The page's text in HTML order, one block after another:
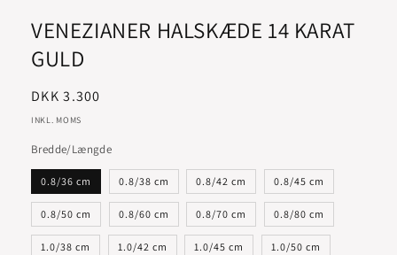
VENEZIANER HALSKÆDE 14 KARAT
GULD
Normalpris
DKK 3.300
INKL. MOMS
Bredde/Længde
0.8/36 cm 0.8/38 cm 0.8/42 cm 0.8/45 cm
0.8/50 cm 0.8/60 cm 0.8/70 cm 0.8/80 cm
1.0/38 cm 1.0/42 cm 1.0/45 cm 1.0/50 cm